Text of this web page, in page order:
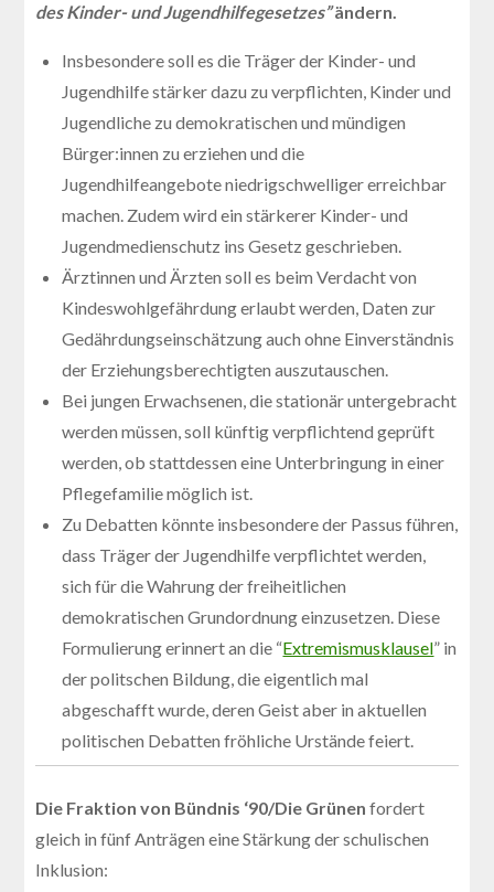
des Kinder- und Jugendhilfegesetzes”ändern.
Insbesondere soll es die Träger der Kinder- und
Jugendhilfe stärker dazu zu verpflichten, Kinder und
Jugendliche zu demokratischen und mündigen
Bürger:innen zu erziehen und die
Jugendhilfeangebote niedrigschwelliger erreichbar
machen. Zudem wird ein stärkerer Kinder- und
Jugendmedienschutz ins Gesetz geschrieben.
Ärztinnen und Ärzten soll es beim Verdacht von
Kindeswohlgefährdung erlaubt werden, Daten zur
Gedährdungseinschätzung auch ohne Einverständnis
der Erziehungsberechtigten auszutauschen.
Bei jungen Erwachsenen, die stationär untergebracht
werden müssen, soll künftig verpflichtend geprüft
werden, ob stattdessen eine Unterbringung in einer
Pflegefamilie möglich ist.
Zu Debatten könnte insbesondere der Passus führen,
dass Träger der Jugendhilfe verpflichtet werden,
sich für die Wahrung der freiheitlichen
demokratischen Grundordnung einzusetzen. Diese
Formulierung erinnert an die “Extremismusklausel” in
der politschen Bildung, die eigentlich mal
abgeschafft wurde, deren Geist aber in aktuellen
politischen Debatten fröhliche Urstände feiert.
Die Fraktion von Bündnis ‘90/Die Grünen fordert
gleich in fünf Anträgen eine Stärkung der schulischen
Inklusion: